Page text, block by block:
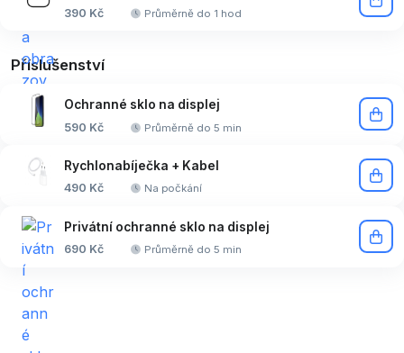
390 Kč Průměrně do 1 hod
Příslušenství
Ochranné sklo na displej
590 Kč Průměrně do 5 min
Rychlonabíječka + Kabel
490 Kč Na počkání
Privátní ochranné sklo na displej
690 Kč Průměrně do 5 min